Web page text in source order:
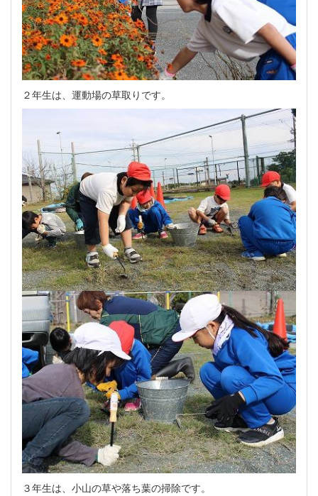
２年生は、運動場の草取りです。
３年生は、小山の草や落ち葉の掃除です。